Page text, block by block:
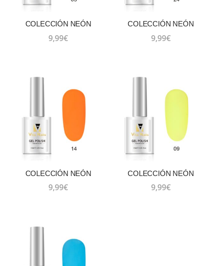
COLECCIÓN NEÓN
9,99€
COLECCIÓN NEÓN
9,99€
COLECCIÓN NEÓN
9,99€
COLECCIÓN NEÓN
9,99€